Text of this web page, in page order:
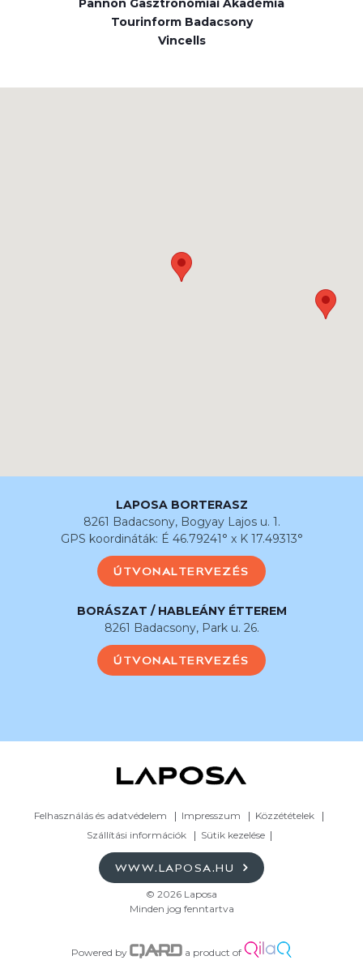
Pannon Gasztronómiai Akadémia
Tourinform Badacsony
Vincells
LAPOSA BORTERASZ
8261 Badacsony, Bogyay Lajos u. 1.
GPS koordináták: É 46.79241° x K 17.49313°
ÚTVONALTERVEZÉS
BORÁSZAT / HABLEÁNY ÉTTEREM
8261 Badacsony, Park u. 26.
ÚTVONALTERVEZÉS
Felhasználás és adatvédelem Impresszum
Közzétételek
Szállítási információk
Sütik kezelése
WWW.LAPOSA.HU
© 2026 Laposa
Minden jog fenntartva
Powered by a product of